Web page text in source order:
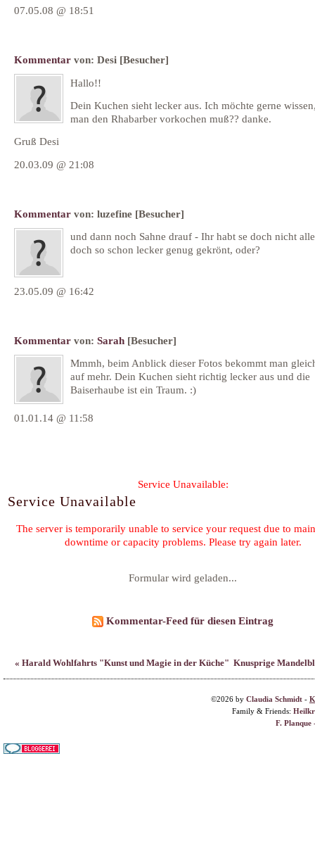
07.05.08 @ 18:51
Kommentar von: Desi [Besucher]
Hallo!!
Dein Kuchen sieht lecker aus. Ich möchte gerne
man den Rhabarber vorkochen muß?? danke.
Gruß Desi
20.03.09 @ 21:08
Kommentar von: luzefine [Besucher]
und dann noch Sahne drauf - Ihr habt se doch nicht
doch so schon lecker genug gekrönt, oder?
23.05.09 @ 16:42
Kommentar von: Sarah [Besucher]
Mmmh, beim Anblick dieser Fotos bekommt man
auf mehr. Dein Kuchen sieht richtig lecker aus und die
Baiserhaube ist ein Traum. :)
01.01.14 @ 11:58
Formular wird geladen...
Kommentar-Feed für diesen Eintrag
Family & Friends: